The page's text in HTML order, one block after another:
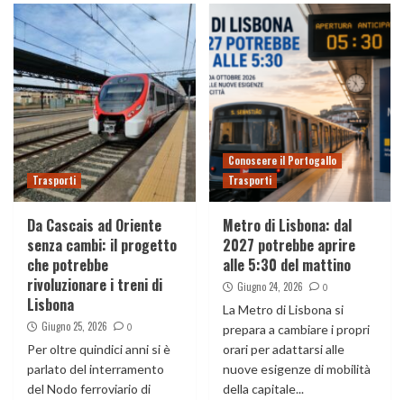
Trasporti
Da Cascais ad Oriente
senza cambi: il progetto
che potrebbe
rivoluzionare i treni di
Lisbona
Giugno 25, 2026 0
Per oltre quindici anni si è
parlato del interramento
del Nodo ferroviario di
Conoscere il Portogallo
Trasporti
Metro di Lisbona: dal
2027 potrebbe aprire
alle 5:30 del mattino
Giugno 24, 2026 0
La Metro di Lisbona si
prepara a cambiare i propri
orari per adattarsi alle
nuove esigenze di mobilità
della capitale...